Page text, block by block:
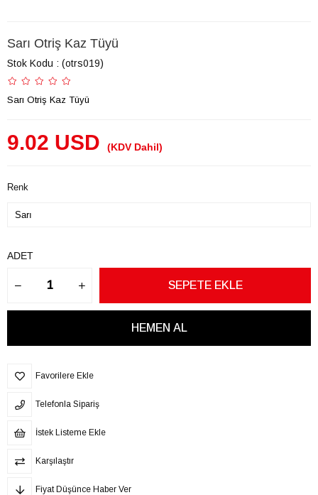
Sarı Otriş Kaz Tüyü
Stok Kodu (otrs019)
Sarı Otriş Kaz Tüyü
9.02 USD (KDV Dahil)
Renk
ADET
Favorilere Ekle
Telefonla Sipariş
İstek Listeme Ekle
Karşılaştır
Fiyat Düşünce Haber Ver